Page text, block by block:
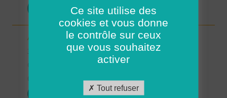
Aide à domicile - secteur Beaumarchès (H/F)
Ce site utilise des
cookies et vous donne
le contrôle sur ceux
que vous souhaitez
activer
Tout refuser